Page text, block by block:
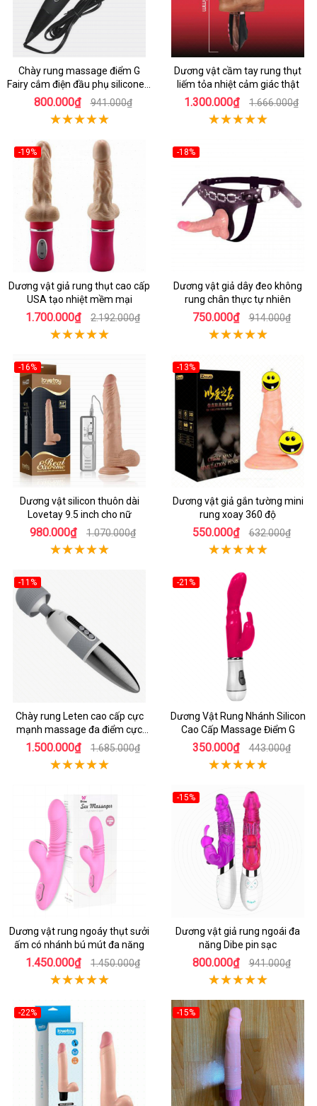
Chày rung massage điểm G
Fairy cắm điện đầu phụ silicone y
tế an toàn
800.000₫ 941.000₫
Dương vật cầm tay rung thụt
liếm tỏa nhiệt cảm giác thật
1.300.000₫ 1.666.000₫
-19%
Dương vật giả rung thụt cao cấp
USA tạo nhiệt mềm mại
1.700.000₫ 2.192.000₫
-18%
Dương vật giả dây đeo không
rung chân thực tự nhiên
750.000₫ 914.000₫
-16%
Dương vật silicon thuôn dài
Lovetay 9.5 inch cho nữ
980.000₫ 1.070.000₫
-13%
Dương vật giả gắn tường mini
rung xoay 360 độ
550.000₫ 632.000₫
-11%
Chày rung Leten cao cấp cực
mạnh massage đa điểm cực
khoái cực phê
1.500.000₫ 1.685.000₫
-21%
Dương Vật Rung Nhánh Silicon
Cao Cấp Massage Điểm G
350.000₫ 443.000₫
Dương vật rung ngoáy thụt sưởi
ấm có nhánh bú mút đa năng
1.450.000₫ 1.450.000₫
-15%
Dương vật giả rung ngoái đa
năng Dibe pin sạc
800.000₫ 941.000₫
-22% -15%